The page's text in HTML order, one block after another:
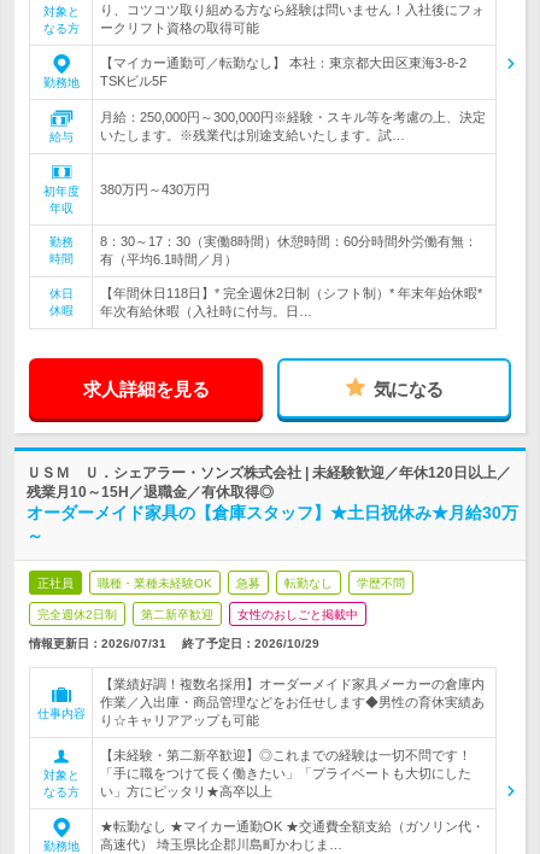
対象と
なる方
り、コツコツ取り組める方なら経験は問いません！入社後にフォ
ークリフト資格の取得可能
勤務地
【マイカー通勤可／転勤なし】 本社：東京都大田区東海3-8-2
TSKビル5F
給与
月給：250,000円～300,000円※経験・スキル等を考慮の上、決定
いたします。※残業代は別途支給いたします。試…
初年度
年収
380万円～430万円
勤務
時間
8：30～17：30（実働8時間）休憩時間：60分時間外労働有無：
有（平均6.1時間／月）
休日
休暇
【年間休日118日】* 完全週休2日制（シフト制）* 年末年始休暇*
年次有給休暇（入社時に付与。日…
求人詳細を見る 気になる
ＵＳＭ Ｕ．シェアラー・ソンズ株式会社 | 未経験歓迎／年休120日以上／
残業月10～15H／退職金／有休取得◎
オーダーメイド家具の【倉庫スタッフ】★土日祝休み★月給30万
～
正社員 職種・業種未経験OK 急募 転勤なし 学歴不問
完全週休2日制 第二新卒歓迎 女性のおしごと掲載中
情報更新日：2026/07/31 終了予定日： 2026/10/29
仕事内容
【業績好調！複数名採用】オーダーメイド家具メーカーの倉庫内
作業／入出庫・商品管理などをお任せします◆男性の育休実績あ
り☆キャリアアップも可能
対象と
なる方
【未経験・第二新卒歓迎】◎これまでの経験は一切不問です！
「手に職をつけて長く働きたい」「プライベートも大切にした
い」方にピッタリ★高卒以上
勤務地
★転勤なし ★マイカー通勤OK ★交通費全額支給（ガソリン代・
高速代） 埼玉県比企郡川島町かわじま…